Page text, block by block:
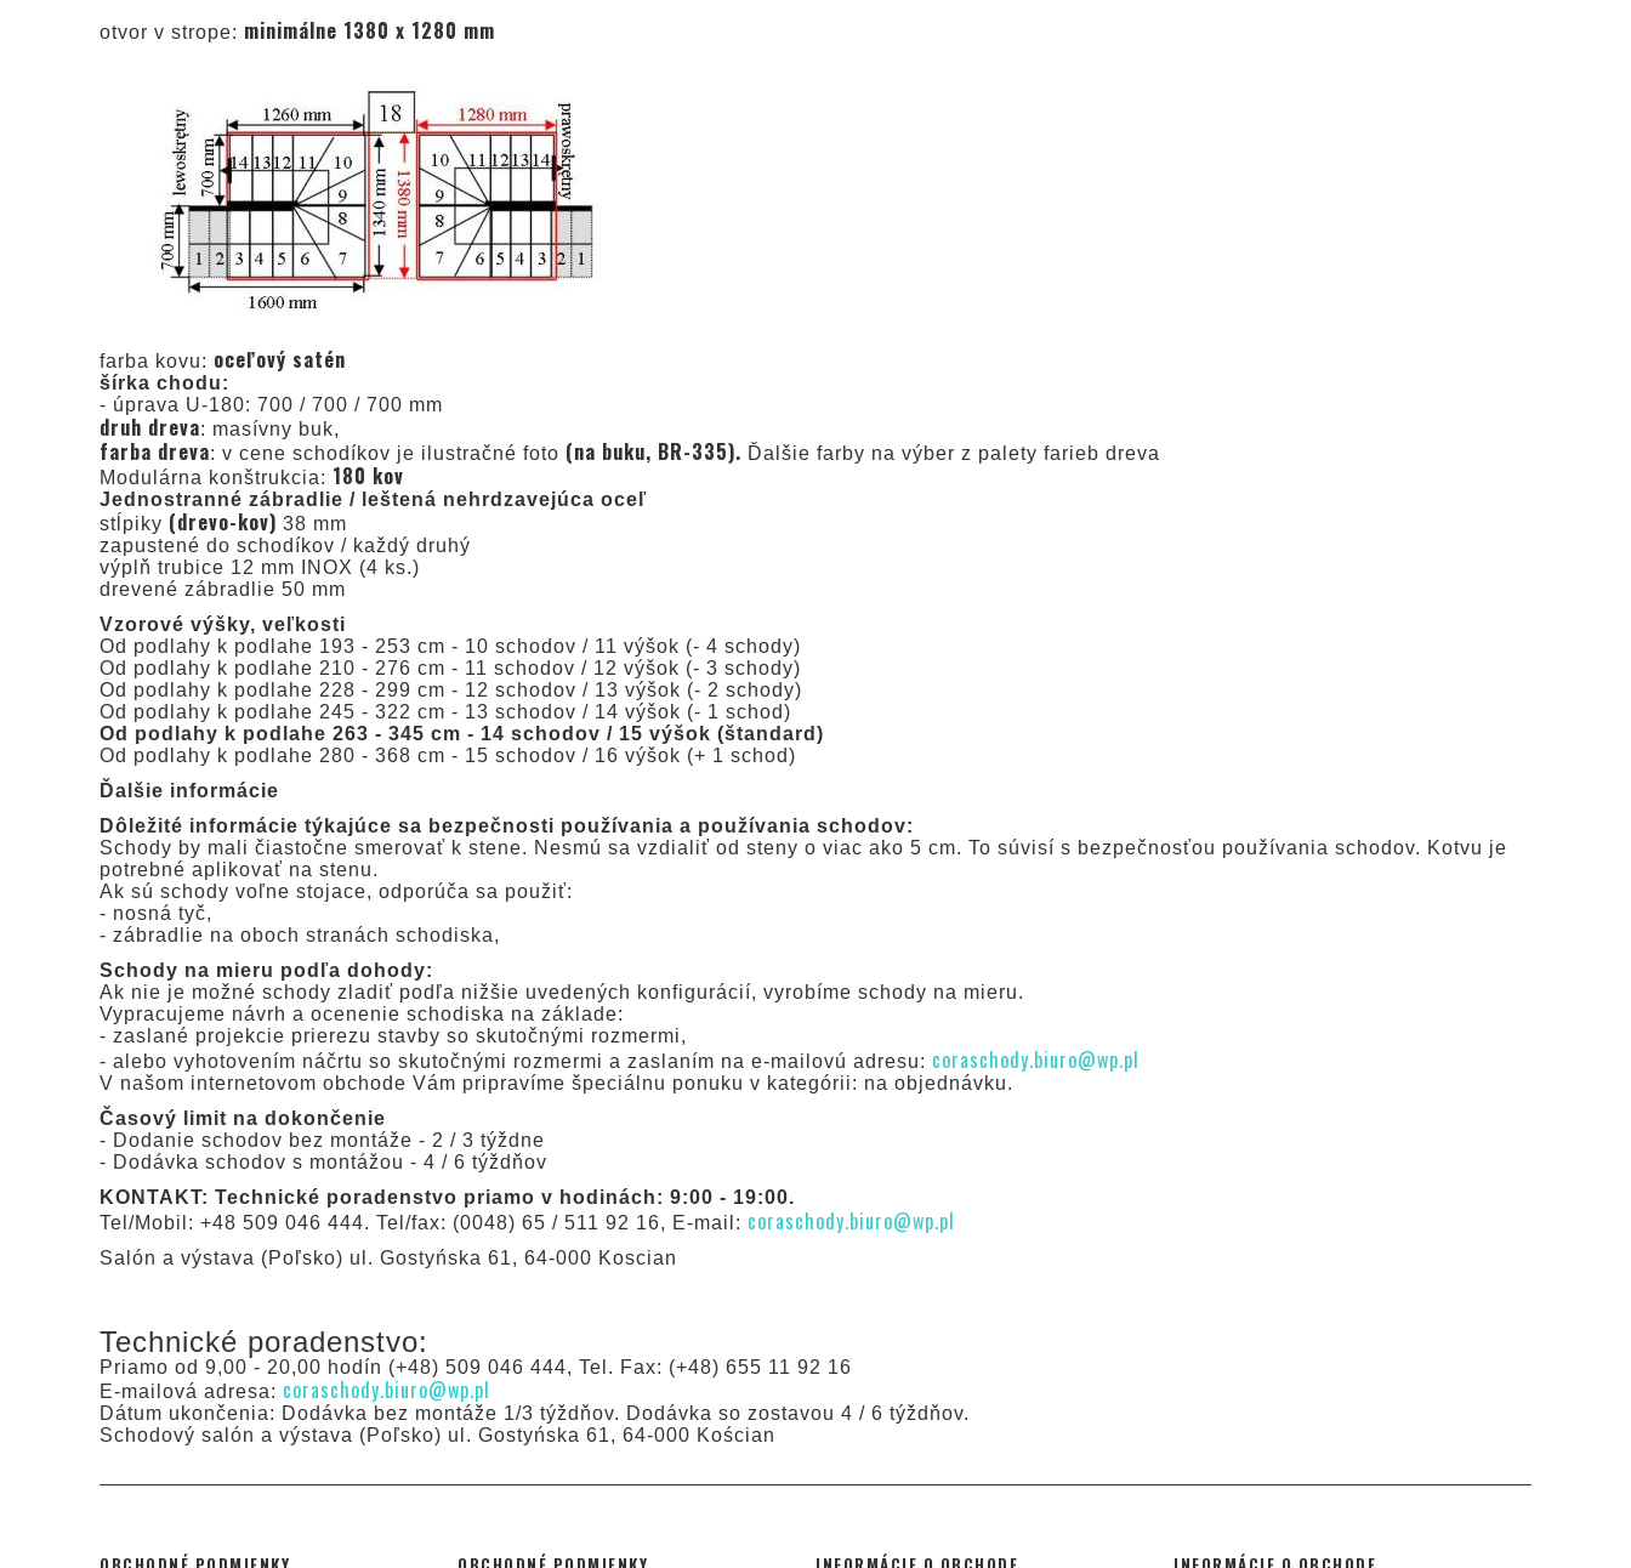
otvor v strope: minimálne 1380 x 1280 mm
farba kovu: oceľový satén
šírka chodu:
- úprava U-180: 700 / 700 / 700 mm
druh dreva: masívny buk,
farba dreva: v cene schodíkov je ilustračné foto (na buku, BR-335). Ďalšie farby na výber z palety farieb dreva
Modulárna konštrukcia: 180 kov
Jednostranné zábradlie / leštená nehrdzavejúca oceľ
stĺpiky (drevo-kov) 38 mm
zapustené do schodíkov / každý druhý
výplň trubice 12 mm INOX (4 ks.)
drevené zábradlie 50 mm
Vzorové výšky, veľkosti
Od podlahy k podlahe 193 - 253 cm - 10 schodov / 11 výšok (- 4 schody)
Od podlahy k podlahe 210 - 276 cm - 11 schodov / 12 výšok (- 3 schody)
Od podlahy k podlahe 228 - 299 cm - 12 schodov / 13 výšok (- 2 schody)
Od podlahy k podlahe 245 - 322 cm - 13 schodov / 14 výšok (- 1 schod)
Od podlahy k podlahe 263 - 345 cm - 14 schodov / 15 výšok (štandard)
Od podlahy k podlahe 280 - 368 cm - 15 schodov / 16 výšok (+ 1 schod)
Ďalšie informácie
Dôležité informácie týkajúce sa bezpečnosti používania a používania schodov:
Schody by mali čiastočne smerovať k stene. Nesmú sa vzdialiť od steny o viac ako 5 cm. To súvisí s bezpečnosťou používania schodov. Kotvu je
potrebné aplikovať na stenu.
Ak sú schody voľne stojace, odporúča sa použiť:
- nosná tyč,
- zábradlie na oboch stranách schodiska,
Schody na mieru podľa dohody:
Ak nie je možné schody zladiť podľa nižšie uvedených konfigurácií, vyrobíme schody na mieru.
Vypracujeme návrh a ocenenie schodiska na základe:
- zaslané projekcie prierezu stavby so skutočnými rozmermi,
- alebo vyhotovením náčrtu so skutočnými rozmermi a zaslaním na e-mailovú adresu: coraschody.biuro@wp.pl
V našom internetovom obchode Vám pripravíme špeciálnu ponuku v kategórii: na objednávku.
Časový limit na dokončenie
- Dodanie schodov bez montáže - 2 / 3 týždne
- Dodávka schodov s montážou - 4 / 6 týždňov
KONTAKT: Technické poradenstvo priamo v hodinách: 9:00 - 19:00.
Tel/Mobil: +48 509 046 444. Tel/fax: (0048) 65 / 511 92 16, E-mail: coraschody.biuro@wp.pl
Salón a výstava (Poľsko) ul. Gostyńska 61, 64-000 Koscian
Technické poradenstvo:
Priamo od 9,00 - 20,00 hodín (+48) 509 046 444, Tel. Fax: (+48) 655 11 92 16
E-mailová adresa: coraschody.biuro@wp.pl
Dátum ukončenia: Dodávka bez montáže 1/3 týždňov. Dodávka so zostavou 4 / 6 týždňov.
Schodový salón a výstava (Poľsko) ul. Gostyńska 61, 64-000 Kościan